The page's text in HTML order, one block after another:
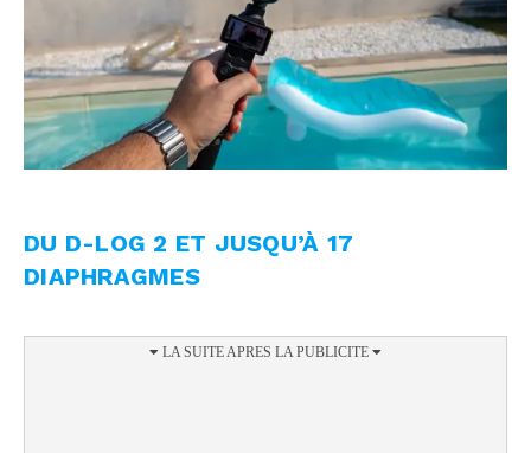
DU D-LOG 2 ET JUSQU’À 17
DIAPHRAGMES